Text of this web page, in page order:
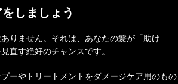
しましょう
りません。それは、あなたの髪が「助け
直す絶好のチャンスです。
ーやトリートメントをダメージケア用のもの